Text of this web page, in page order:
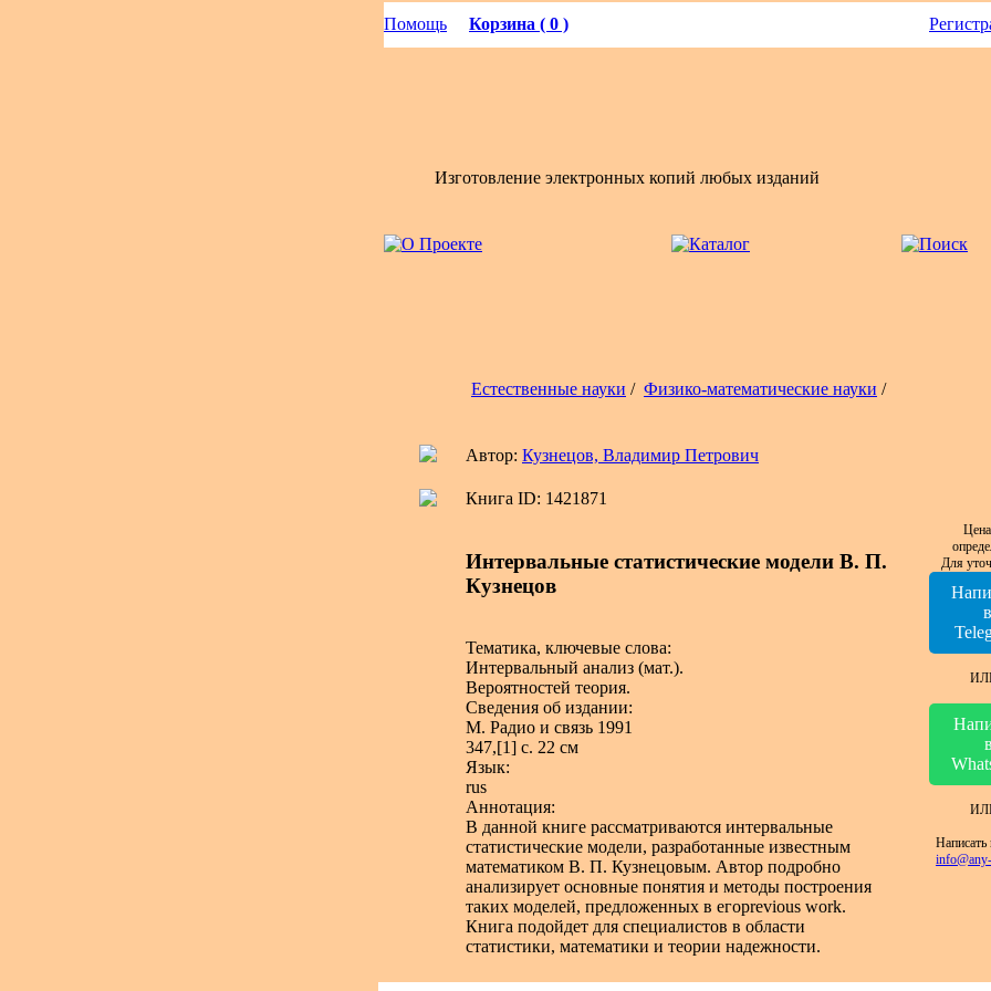
Помощь Корзина ( 0 )
Изготовление электронных копий любых изданий
Естественные науки / Физико-математические науки /
Автор: Кузнецов, Владимир Петрович
Книга ID: 1421871
Интервальные статистические модели В. П.
Кузнецов
Тематика, ключевые слова:
Интервальный анализ (мат.).
Вероятностей теория.
Сведения об издании:
М. Радио и связь 1991
347,[1] с. 22 см
Язык:
rus
Аннотация:
В данной книге рассматриваются интервальные
статистические модели, разработанные известным
математиком В. П. Кузнецовым. Автор подробно
анализирует основные понятия и методы построения
таких моделей, предложенных в егоprevious work.
Книга подойдет для специалистов в области
статистики, математики и теории надежности.
Для
в
в
Написать